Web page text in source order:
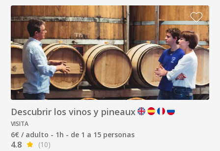
Descubrir los vinos y pineaux
VISITA
6€ / adulto - 1h - de 1 a 15 personas
4.8
(10)